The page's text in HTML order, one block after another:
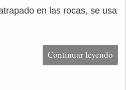
en las rocas, se usa
Continuar leyendo